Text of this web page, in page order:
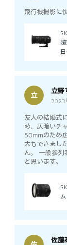
飛行機撮影に
立
立野
2023
友人の結婚式
め、仄暗いチ
50mmのため
大もできまし
ん。 一般参列
と思います。
佐藤